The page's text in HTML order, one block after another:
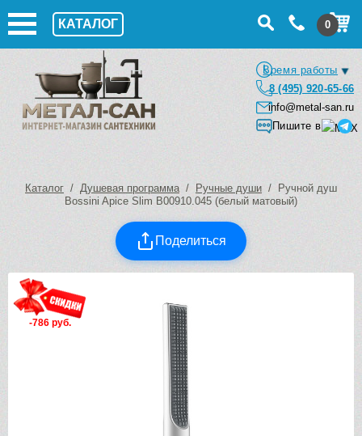
КАТАЛОГ 0
Время работы
8 (495) 920-65-66
info@metal-san.ru
Пишите в
Каталог / Душевая программа/ Ручные души / Ручной душ
Bossini Apice Slim B00910.045 (белый матовый)
Поделиться
-786 руб.